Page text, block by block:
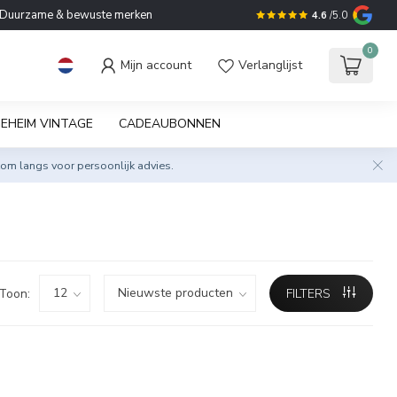
Duurzame & bewuste merken 4.6 /5.0
Mijn account Verlanglijst
0
VINTAGE CADEAUBONNEN
langs voor persoonlijk advies.
Toon: FILTERS